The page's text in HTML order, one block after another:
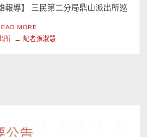
報導】 三民第二分局鼎山派出所巡
MORE
所 記者張淑慧